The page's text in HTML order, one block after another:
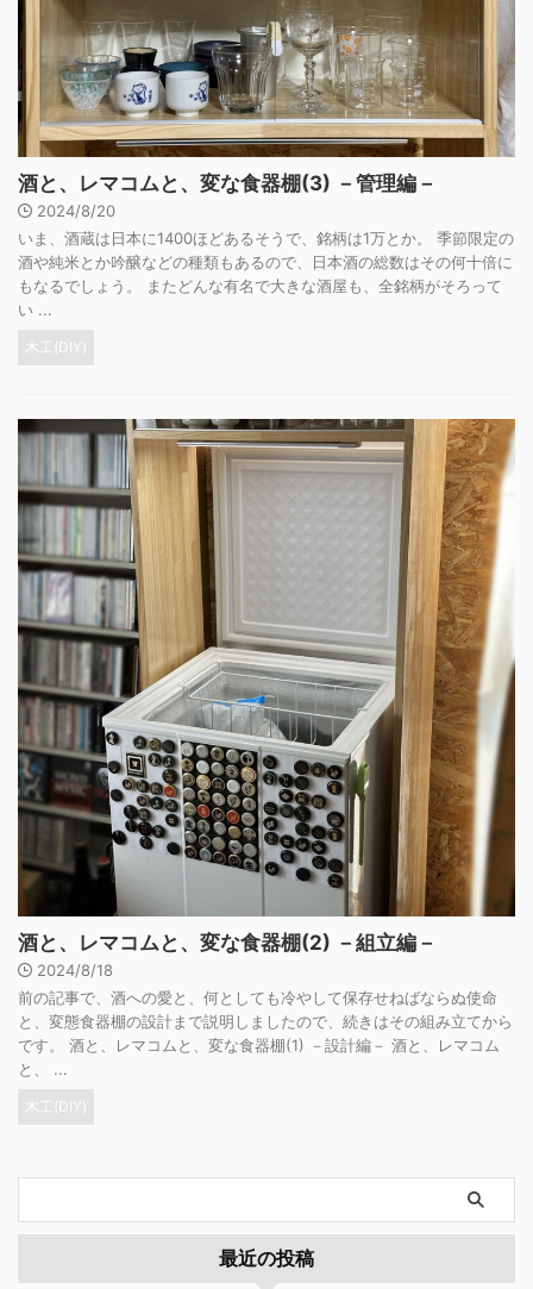
酒と、レマコムと、変な食器棚(3) －管理編－
2024/8/20
いま、酒蔵は日本に1400ほどあるそうで、銘柄は1万とか。 季節限定の
酒や純米とか吟醸などの種類もあるので、日本酒の総数はその何十倍に
もなるでしょう。 またどんな有名で大きな酒屋も、全銘柄がそろって
い ...
木工(DIY)
酒と、レマコムと、変な食器棚(2) －組立編－
2024/8/18
前の記事で、酒への愛と、何としても冷やして保存せねばならぬ使命
と、変態食器棚の設計まで説明しましたので、続きはその組み立てから
です。 酒と、レマコムと、変な食器棚(1) －設計編－ 酒と、レマコム
と、 ...
木工(DIY)
最近の投稿